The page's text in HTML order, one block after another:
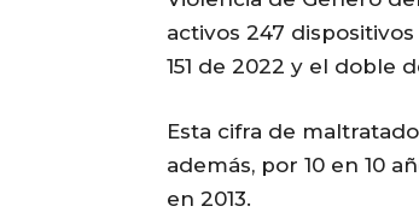
activos 247
151 de 2022 y el doble
Esta cifra de
además, por 10 en 10
en 2013.